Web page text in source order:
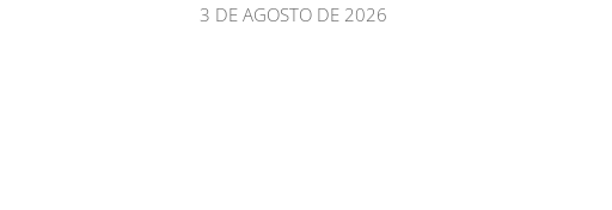
3 DE AGOSTO DE 2026